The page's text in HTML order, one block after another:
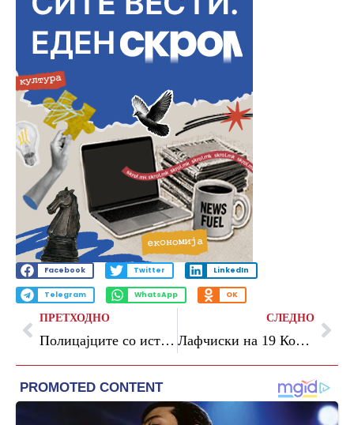
Facebook Twitter LinkedIn
Telegram WhatsApp OK
ПРЕТХОДНО
Полицајците со истрошени униформи поради коруптивните тендери на Тошковски, велат од Левица
СЛЕДНО
Лафчиски на 19 Конференција на началниците на Генералштабовите на балканските земји во Грција